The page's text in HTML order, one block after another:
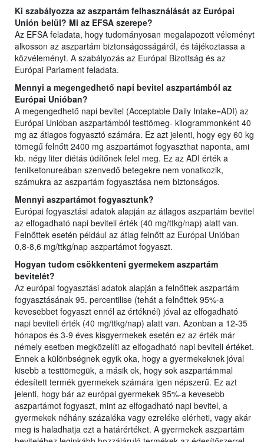
Ki szabályozza az aszpartám felhasználását az Európai
Unión belül? Mi az EFSA szerepe?
Az EFSA feladata, hogy tudományosan megalapozott véleményt
alkosson az aszpartám biztonságosságáról, és tájékoztassa a
közvéleményt. A szabályozás az Európai Bizottság és az
Európai Parlament feladata.
Mennyi a megengedhető napi bevitel aszpartámból az
Európai Unióban?
A megengedhető napi bevitel (Acceptable Daily Intake=ADI) az
Európai Unióban aszpartámból testtömeg- kilogrammonként 40
mg az átlagos fogyasztó számára. Ez azt jelenti, hogy egy 60 kg
tömegű felnőtt 2400 mg aszpartámot fogyaszthat naponta, ami
kb. négy liter diétás üdítőnek felel meg. Ez az ADI érték a
fenilketonureában szenvedő betegekre nem vonatkozik,
számukra az aszpartám fogyasztása nem biztonságos.
Mennyi aszpartámot fogyasztunk?
Európai fogyasztási adatok alapján az átlagos aszpartám bevitel
az elfogadható napi beviteli érték (40 mg/ttkg/nap) alatt van.
Felnőttek esetén például az átlag felnőtt az Európai Unióban
0,8-8,6 mg/ttkg/nap aszpartámot fogyaszt.
Hogyan tudom csökkenteni gyermekem aszpartám
bevitelét?
Az európai fogyasztási adatok alapján a felnőttek aszpartám
fogyasztásának 95. percentilise (tehát a felnőttek 95%-a
kevesebbet fogyaszt ennél az értéknél) jóval az elfogadható
napi beviteli érték (40 mg/ttkg/nap) alatt van. Azonban a 12-35
hónapos és 3-9 éves kisgyermekek esetén ez az érték már
némely esetben megközelíti az elfogadható napi beviteli értéket.
Ennek a különbségnek egyik oka, hogy a gyermekeknek jóval
kisebb a testtömegük, a másik ok, hogy sok aszpartámmal
édesített termék gyermekek számára igen népszerű. Ez azt
jelenti, hogy bár az európai gyermekek 95%-a kevesebb
aszpartámot fogyaszt, mint az elfogadható napi bevitel, a
gyermekek néhány százaléka vagy ezreléke elérheti, vagy akár
meg is haladhatja ezt a határértéket. A gyermekek aszpartám